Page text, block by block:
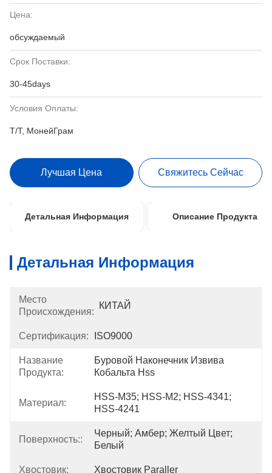
Цена:
обсуждаемый
Срок Поставки:
30-45days
Условия Оплаты:
Т/Т, МонейГрам
Лучшая Цена Свяжитесь Сейчас
Детальная Информация Описание Продукта
Детальная Информация
Место
Происхождения:
КИТАЙ
Сертификация: ISO9000
Название
Продукта:
Буровой Наконечник Извива
Кобальта Hss
Материал:
HSS-M35; HSS-M2; HSS-4341;
HSS-4241
Поверхность::
Черный; Амбер; Желтый Цвет;
Белый
Хвостовик: Хвостовик Paraller